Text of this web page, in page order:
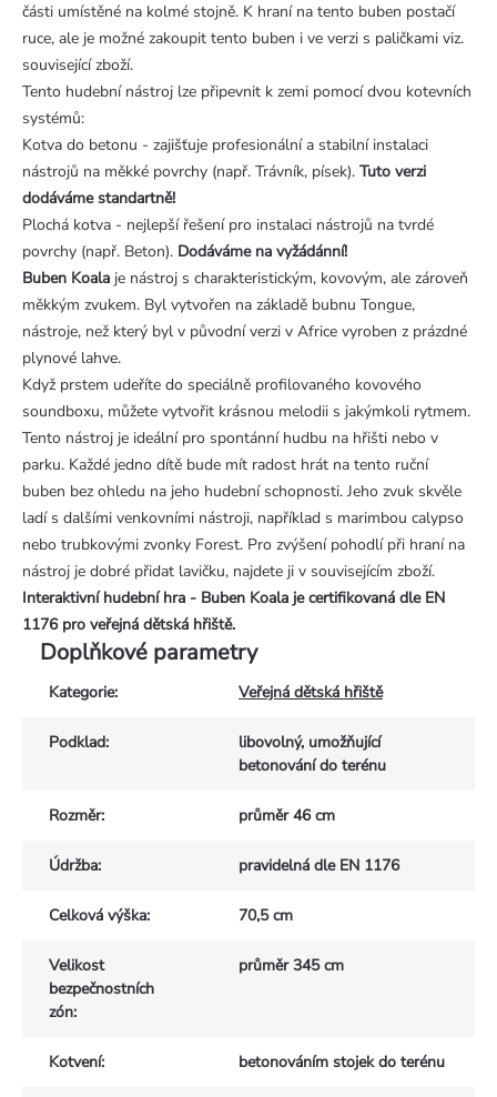
části umístěné na kolmé stojně. K hraní na tento buben postačí
ruce, ale je možné zakoupit tento buben i ve verzi s paličkami viz.
související zboží.
Tento hudební nástroj lze připevnit k zemi pomocí dvou kotevních
systémů:
Kotva do betonu - zajišťuje profesionální a stabilní instalaci
nástrojů na měkké povrchy (např. Trávník, písek). Tuto verzi
dodáváme standartně!
Plochá kotva - nejlepší řešení pro instalaci nástrojů na tvrdé
povrchy (např. Beton). Dodáváme na vyžádánní!
Buben Koala je nástroj s charakteristickým, kovovým, ale zároveň
měkkým zvukem. Byl vytvořen na základě bubnu Tongue,
nástroje, než který byl v původní verzi v Africe vyroben z prázdné
plynové lahve.
Když prstem udeříte do speciálně profilovaného kovového
soundboxu, můžete vytvořit krásnou melodii s jakýmkoli rytmem.
Tento nástroj je ideální pro spontánní hudbu na hřišti nebo v
parku. Každé jedno dítě bude mít radost hrát na tento ruční
buben bez ohledu na jeho hudební schopnosti. Jeho zvuk skvěle
ladí s dalšími venkovními nástroji, například s marimbou calypso
nebo trubkovými zvonky Forest. Pro zvýšení pohodlí při hraní na
nástroj je dobré přidat lavičku, najdete ji v souvisejícím zboží.
Interaktivní hudební hra - Buben Koala je certifikovaná dle EN
1176 pro veřejná dětská hřiště.
Doplňkové parametry
Kategorie: Veřejná dětská hřiště
Podklad:
libovolný, umožňující
betonování do terénu
Rozměr: průměr 46 cm
Údržba: pravidelná dle EN 1176
Celková výška: 70,5 cm
Velikost
bezpečnostních
zón:
průměr 345 cm
Kotvení: betonováním stojek do terénu